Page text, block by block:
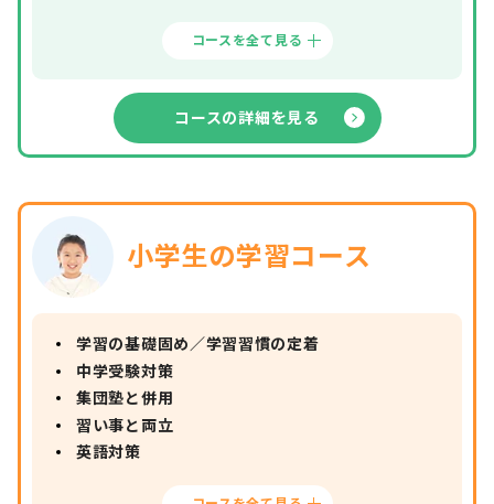
コースを全て見る
コースの詳細を見る
小学生の学習コース
学習の基礎固め／学習習慣の定着
中学受験対策
集団塾と併用
習い事と両立
英語対策